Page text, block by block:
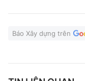
Báo Xây dựng trên